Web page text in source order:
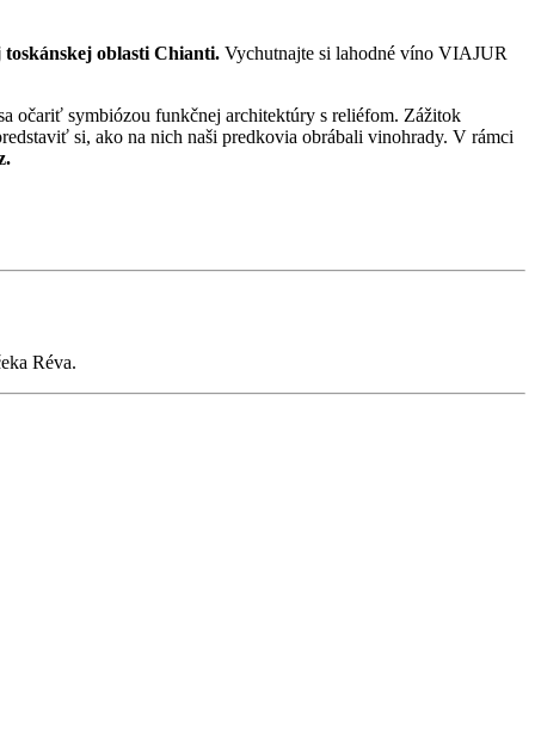
toskánskej oblasti Chianti. Vychutnajte si lahodné víno VIAJUR
očariť symbiózou funkčnej architektúry s reliéfom. Zážitok
si, ako na nich naši predkovia obrábali vinohrady. V rámci
Réva.